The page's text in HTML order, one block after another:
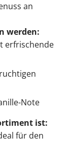
an
werden:
erfrischende
Note
ist:
für den